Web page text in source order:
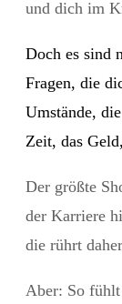
und dich im
Doch es sind
Fragen, die
Umstände,
Zeit, das
Der größte
der Karriere
die rührt
Aber: So